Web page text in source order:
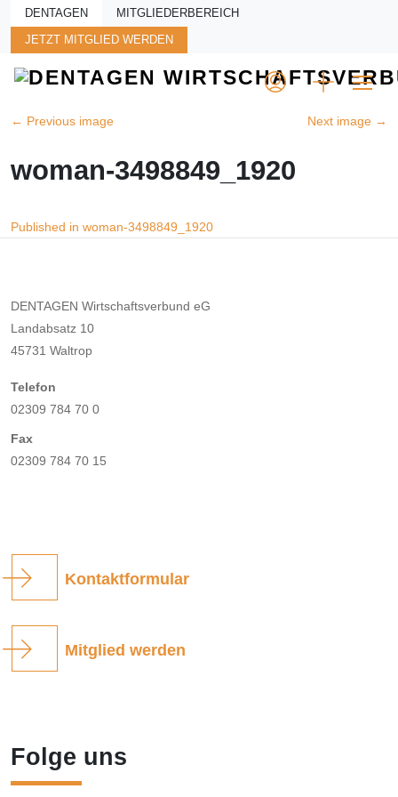
Skip to main content
DENTAGEN MITGLIEDERBEREICH
JETZT MITGLIED WERDEN
← Previous image Next image →
woman-3498849_1920
Beitragsnavigation
Published in woman-3498849_1920
DENTAGEN Wirtschaftsverbund eG
Landabsatz 10
45731 Waltrop
Telefon
02309 784 70 0
Fax
02309 784 70 15
Kontaktformular
Mitglied werden
Folge uns